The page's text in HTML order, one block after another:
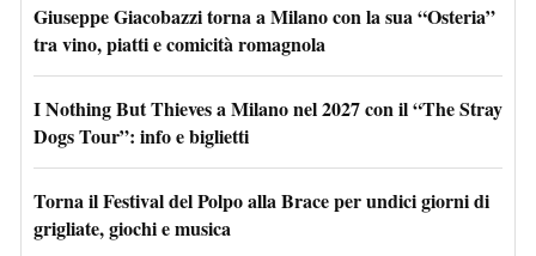
Giuseppe Giacobazzi torna a Milano con la sua “Osteria”
tra vino, piatti e comicità romagnola
I Nothing But Thieves a Milano nel 2027 con il “The Stray
Dogs Tour”: info e biglietti
Torna il Festival del Polpo alla Brace per undici giorni di
grigliate, giochi e musica